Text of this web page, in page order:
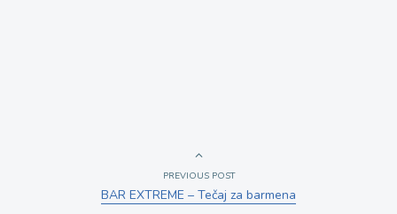
PREVIOUS POST
BAR EXTREME – Tečaj za barmena